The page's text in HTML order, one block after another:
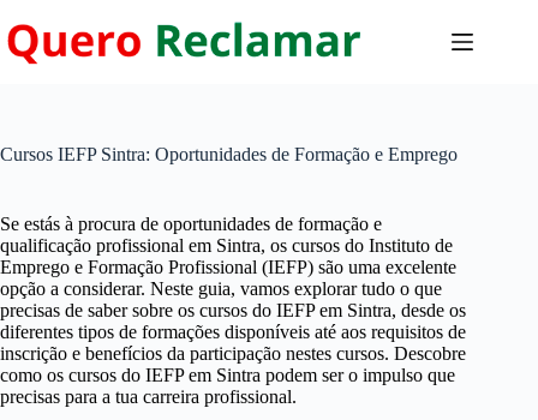
para
o
Cursos IEFP Sintra: Oportunidades de Formação e Emprego
Se estás à procura de oportunidades de formação e
qualificação profissional em Sintra, os cursos do Instituto de
Emprego e Formação Profissional (IEFP) são uma excelente
opção a considerar. Neste guia, vamos explorar tudo o que
precisas de saber sobre os cursos do IEFP em Sintra, desde os
diferentes tipos de formações disponíveis até aos requisitos de
inscrição e benefícios da participação nestes cursos. Descobre
como os cursos do IEFP em Sintra podem ser o impulso que
precisas para a tua carreira profissional.